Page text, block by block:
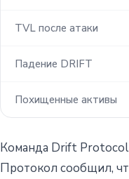
TVL после атаки
Падение DRIFT
Похищенные активы
Команда Drift Protocol
Протокол сообщил,